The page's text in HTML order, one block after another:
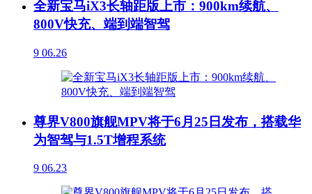
全新宝马iX3长轴距版上市：900km续航、
800V快充、端到端智驾
9 06.26
尊界V800旗舰MPV将于6月25日发布，搭载华
为智驾与1.5T增程系统
9 06.23